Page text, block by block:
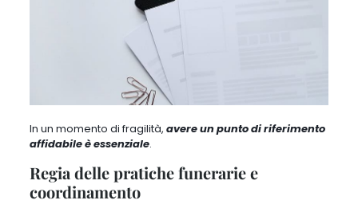
In un momento di fragilità, avere un punto di riferimento
affidabile è essenziale.
Regia delle pratiche funerarie e
coordinamento